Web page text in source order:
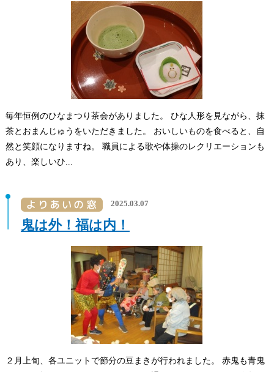
毎年恒例のひなまつり茶会がありました。 ひな人形を見ながら、抹
茶とおまんじゅうをいただきました。 おいしいものを食べると、自
然と笑顔になりますね。 職員による歌や体操のレクリエーションも
あり、楽しいひ...
2025.03.07
鬼は外！福は内！
２月上旬、各ユニットで節分の豆まきが行われました。 赤鬼も青鬼